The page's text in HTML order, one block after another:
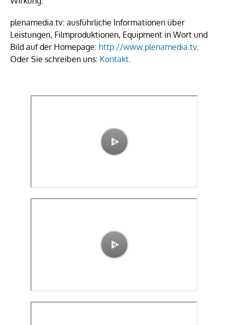
plenamedia.tv: ausführliche Informationen über
Leistungen, Filmproduktionen, Equipment in Wort und
Bild auf der Homepage: http://www.plenamedia.tv.
Oder Sie schreiben uns: Kontakt.